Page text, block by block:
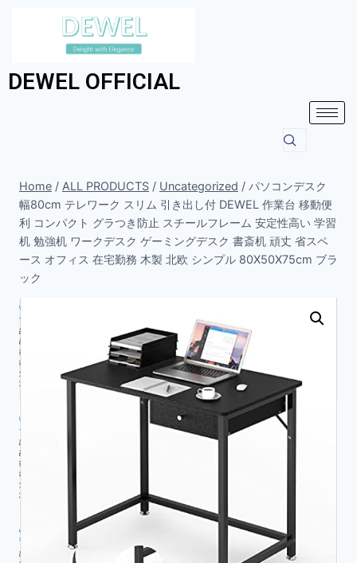
DEWEL OFFICIAL
Home / ALL PRODUCTS / Uncategorized / パソコンデスク
幅80cm テレワーク スリム 引き出し付 DEWEL 作業台 移動便
利 コンパクト グラつき防止 スチールフレーム 安定性高い 学習
机 勉強机 ワークデスク ゲーミングデスク 書斎机 頑丈 省スペ
ース オフィス 在宅勤務 木製 北欧 シンプル 80X50X75cm ブラ
ック